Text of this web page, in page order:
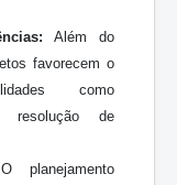
Além do
favorecem o
como
resolução de
planejamento